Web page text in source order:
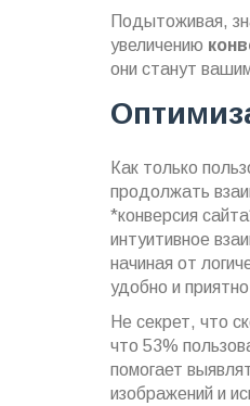
Подытоживая,
увеличению
они станут
Как только
продолжать
*конверсия
интуитивное
начиная от
удобно и
Не секрет, что
что 53%
помогает
изображений и